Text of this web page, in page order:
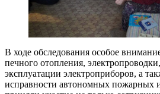
В ходе обследования особое
печного отопления,
эксплуатации электроприборов, а
исправности автономных пожарных